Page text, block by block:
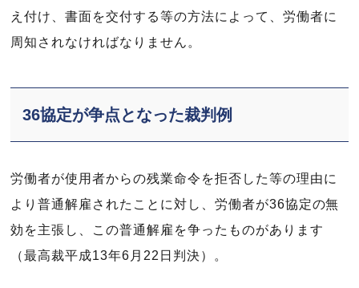
え付け、書面を交付する等の方法によって、労働者に
周知されなければなりません。
36協定が争点となった裁判例
労働者が使用者からの残業命令を拒否した等の理由に
より普通解雇されたことに対し、労働者が36協定の無
効を主張し、この普通解雇を争ったものがあります
（最高裁平成13年6月22日判決）。